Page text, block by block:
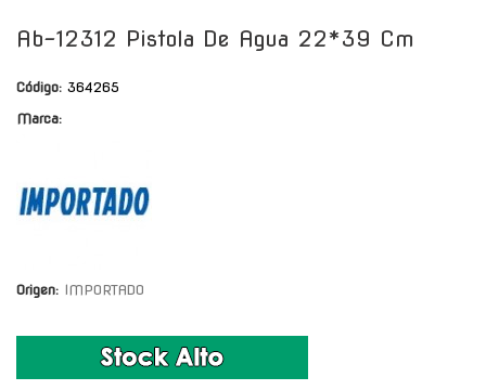
Ab-12312 Pistola De Agua 22*39 Cm
Código: 364265
Marca:
Origen: IMPORTADO